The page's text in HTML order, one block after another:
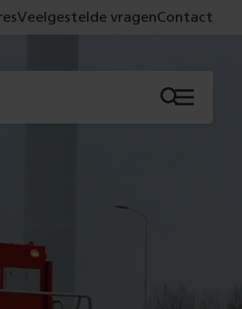
Veelgestelde vragenContact
Menu